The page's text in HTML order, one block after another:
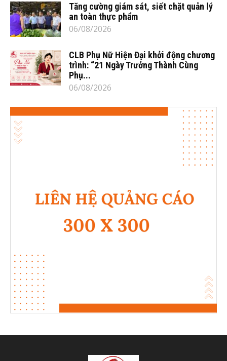
Tăng cường giám sát, siết chặt quản lý
an toàn thực phẩm
06/08/2026
CLB Phụ Nữ Hiện Đại khởi động chương
trình: “21 Ngày Trưởng Thành Cùng
Phụ...
06/08/2026